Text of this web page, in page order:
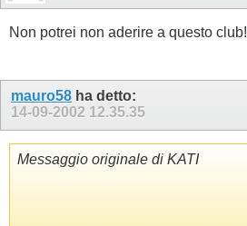
Non potrei non aderire a questo club!
mauro58 ha detto:
14-09-2002 12.35.35
Messaggio originale di KATI